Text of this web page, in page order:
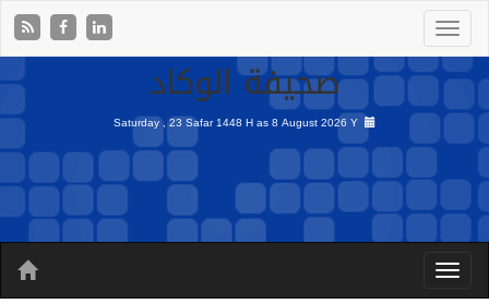
صحيفة الوكاد
Saturday , 23 Safar 1448 H as8 August 2026 Y